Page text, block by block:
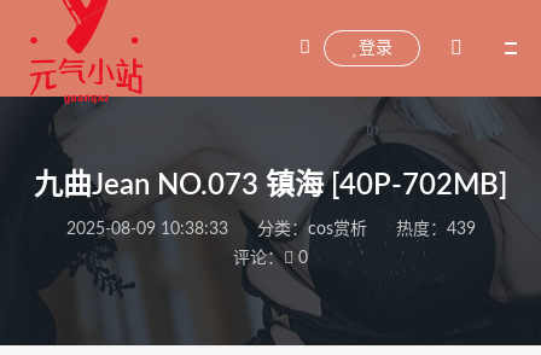
登录
九曲Jean NO.073 镇海 [40P-702MB]
2025-08-09 10:38:33 分类： cos赏析
热度：439
评论：
0